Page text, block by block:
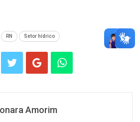
RN Setor hídrico
Amorim